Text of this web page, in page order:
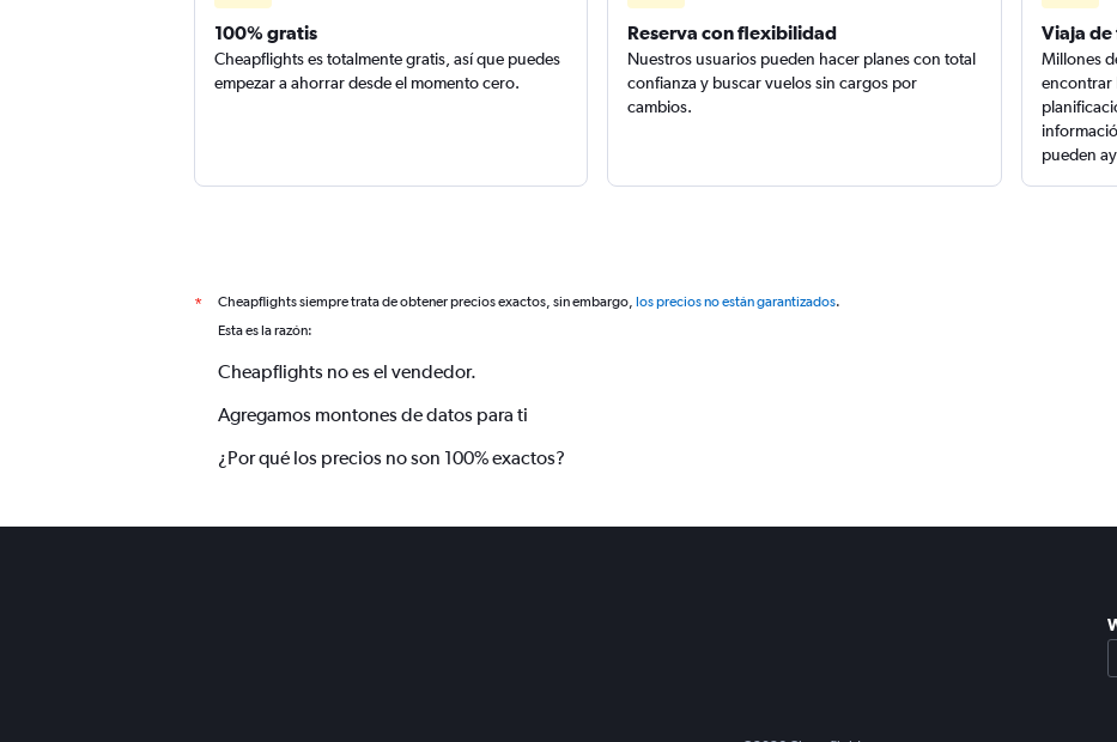
100% gratis
Cheapflights es totalmente gratis, así que puedes
empezar a ahorrar desde el momento cero.
Reserva con flexibilidad
Nuestros usuarios pueden hacer planes con total
confianza y buscar vuelos sin cargos por
cambios.
Viaja de
Millones
encontrar
pueden
* Cheapflights siempre trata de obtener precios exactos, sin embargo, los precios no están garantizados.
Esta es la razón:
Cheapflights no es el vendedor.
Agregamos montones de datos para ti
¿Por qué los precios no son 100% exactos?